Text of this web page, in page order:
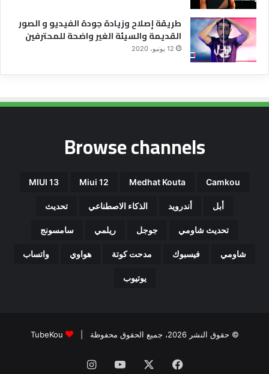
طريقة إصلاح وزيادة جودة الفيديو و الصور
القديمة والسيئة الغير واضحة للمحترفين
12 يونيو، 2020
Browse channels
Camkou
Medhat Kouta
Miui 12
MIUI 13
أبل أندرويد الذكاء الاصطناعي تحديث
تحديث شاومي جوجل ريلمي سامسونج
شاومي فيسبوك مدحت كوتة هواوي واتساب
يوتيوب
© حقوق النشر 2026، جميع الحقوق محفوظة | TubeKou
فيسبوك ‫YouTubeانستقرام